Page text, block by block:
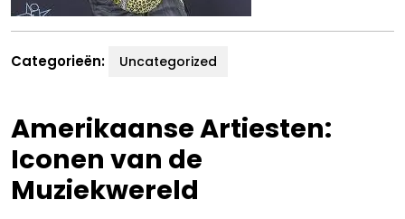
Categorieën: Uncategorized
Amerikaanse Artiesten:
Iconen van de
Muziekwereld